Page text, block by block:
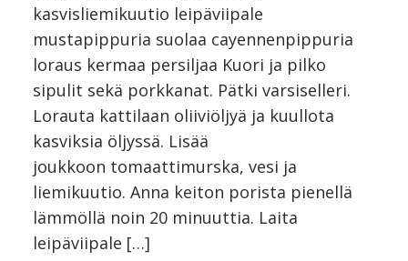
kasvisliemikuutio leipäviipale
mustapippuria suolaa cayennenpippuria
loraus kermaa persiljaa Kuori ja pilko
sipulit sekä porkkanat. Pätki varsiselleri.
Lorauta kattilaan oliiviöljyä ja kuullota
kasviksia öljyssä. Lisää
joukkoon tomaattimurska, vesi ja
liemikuutio. Anna keiton porista pienellä
lämmöllä noin 20 minuuttia. Laita
leipäviipale […]